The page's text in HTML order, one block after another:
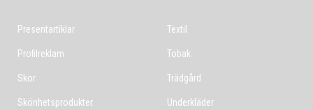
Presentartiklar
Profilreklam
Skor
Skönhetsprodukter
Textil
Tobak
Trädgård
Underkläder